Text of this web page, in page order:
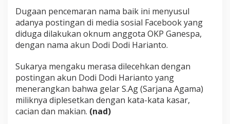
Dugaan pencemaran nama baik ini menyusul
adanya postingan di media sosial Facebook yang
diduga dilakukan oknum anggota OKP Ganespa,
dengan nama akun Dodi Dodi Harianto.
Sukarya mengaku merasa dilecehkan dengan
postingan akun Dodi Dodi Harianto yang
menerangkan bahwa gelar S.Ag (Sarjana Agama)
miliknya diplesetkan dengan kata-kata kasar,
cacian dan makian. (nad)